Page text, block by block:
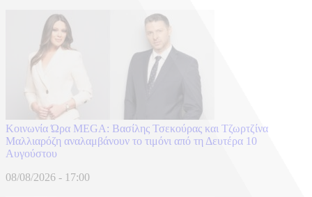
Κοινωνία Ώρα MEGA: Βασίλης Τσεκούρας και Τζωρτζίνα
Μαλλιαρόζη αναλαμβάνουν το τιμόνι από τη Δευτέρα 10
Αυγούστου
08/08/2026 - 17:00